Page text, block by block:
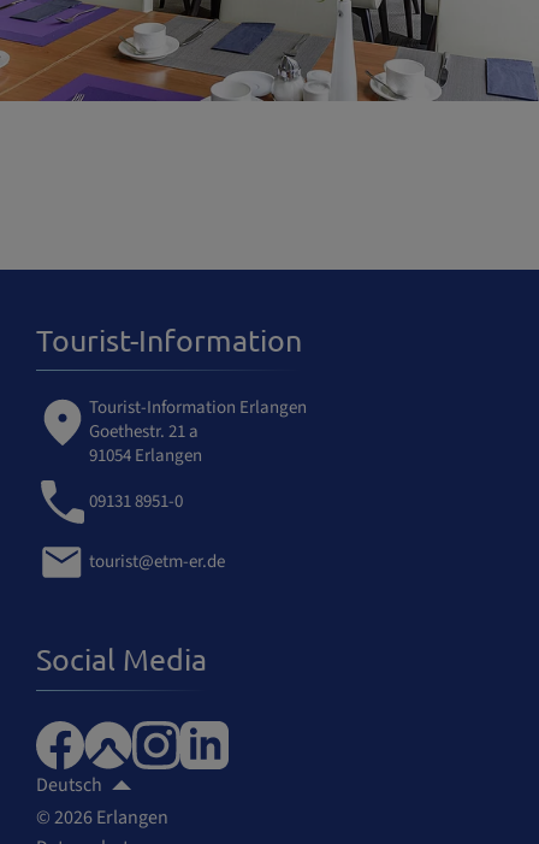
Tourist-Information
Tourist-Information Erlangen
Goethestr. 21 a
91054 Erlangen
09131 8951-0
tourist@etm-er.de
Social Media
Deutsch
© 2026 Erlangen